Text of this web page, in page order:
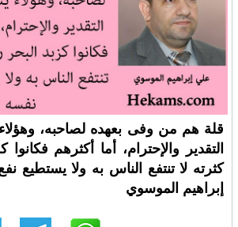
قلة هم من وفى بعهده لصاحبه،
التقدير والإحترام، أما أكثرهم
كثرته لا تنتفع الناس به ولا يستطيع
إبراهيم الموسوي